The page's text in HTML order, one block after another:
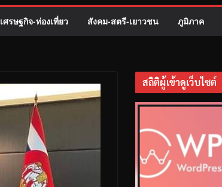
เศรษฐกิจ-ท่องเที่ยว สังคม-สตรี-เยาวชน ภูมิภาค
สถิติผู้เข้าดูเว็บไซต์